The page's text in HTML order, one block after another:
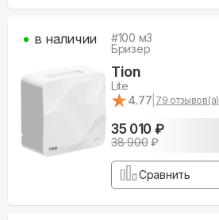
#100 м3
Бризер
Tion
Lite
★
★4.77 79 отзывов(а)
35 010 ₽
38 900₽
в наличии
Сравнить